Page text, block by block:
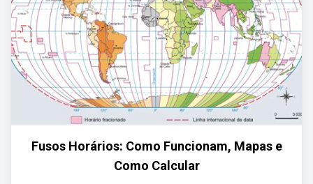
Fusos Horários: Como Funcionam, Mapas e
Como Calcular